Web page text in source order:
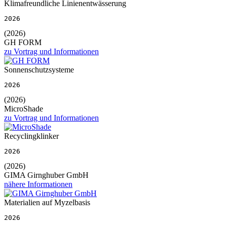
Klimafreundliche Linienentwässerung
2026
(2026)
GH FORM
zu Vortrag und Informationen
Sonnenschutzsysteme
2026
(2026)
MicroShade
zu Vortrag und Informationen
Recyclingklinker
2026
(2026)
GIMA Girnghuber GmbH
nähere Informationen
Materialien auf Myzelbasis
2026